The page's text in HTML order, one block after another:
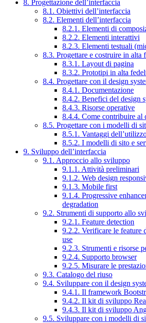
8. Progettazione dell’interfaccia
8.1. Obiettivi dell’interfaccia
8.2. Elementi dell’interfaccia
8.2.1. Elementi di
8.2.2. Elementi interattivi
8.2.3. Elementi testuali
8.3. Progettare e costruire in alta
8.3.1. Layout di pagina
8.3.2. Prototipi in alta
8.4. Progettare con il design
8.4.1. Documentazione
8.4.2. Benefici del design
8.4.3. Risorse operative
8.4.4. Come contribuire al
8.5. Progettare con i modelli di
8.5.1. Vantaggi
8.5.2. I modelli di sito e
9. Sviluppo dell’interfaccia
9.1. Approccio allo sviluppo
9.1.1. Attività preliminari
9.1.2. Web design
9.1.3. Mobile first
9.1.4. Progressive
degradation
9.2. Strumenti di supporto allo
9.2.1. Feature detection
9.2.2. Verificare le feature
use
9.2.3. Strumenti e risorse
9.2.4. Supporto browser
9.2.5. Misurare le
9.3. Catalogo del riuso
9.4. Sviluppare con il design
9.4.1. Il framework
9.4.2. Il kit di sviluppo
9.4.3. Il kit di sviluppo
9.5. Sviluppare con i modelli di